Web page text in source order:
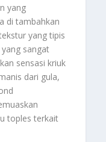
yang
di tambahkan
yang tipis
sangat
sensasi kriuk
dari gula,
toples terkait